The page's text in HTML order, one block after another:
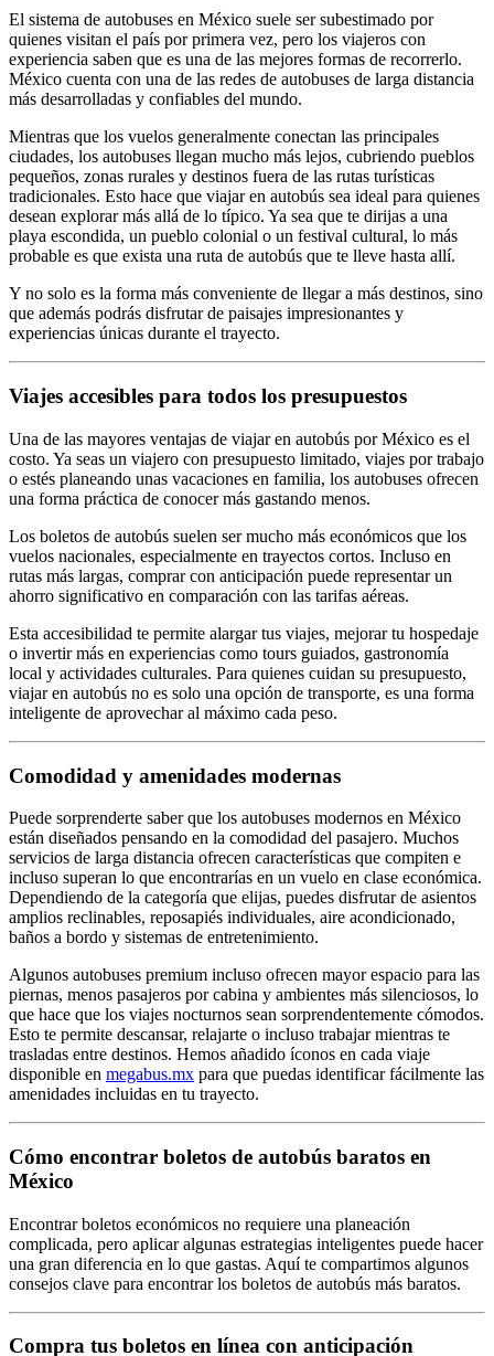
El sistema de autobuses en México suele ser subestimado por
quienes visitan el país por primera vez, pero los viajeros con
experiencia saben que es una de las mejores formas de recorrerlo.
México cuenta con una de las redes de autobuses de larga distancia
más desarrolladas y confiables del mundo.
Mientras que los vuelos generalmente conectan las principales
ciudades, los autobuses llegan mucho más lejos, cubriendo pueblos
pequeños, zonas rurales y destinos fuera de las rutas turísticas
tradicionales. Esto hace que viajar en autobús sea ideal para quienes
desean explorar más allá de lo típico. Ya sea que te dirijas a una
playa escondida, un pueblo colonial o un festival cultural, lo más
probable es que exista una ruta de autobús que te lleve hasta allí.
Y no solo es la forma más conveniente de llegar a más destinos, sino
que además podrás disfrutar de paisajes impresionantes y
experiencias únicas durante el trayecto.
Viajes accesibles para todos los presupuestos
Una de las mayores ventajas de viajar en autobús por México es el
costo. Ya seas un viajero con presupuesto limitado, viajes por trabajo
o estés planeando unas vacaciones en familia, los autobuses ofrecen
una forma práctica de conocer más gastando menos.
Los boletos de autobús suelen ser mucho más económicos que los
vuelos nacionales, especialmente en trayectos cortos. Incluso en
rutas más largas, comprar con anticipación puede representar un
ahorro significativo en comparación con las tarifas aéreas.
Esta accesibilidad te permite alargar tus viajes, mejorar tu hospedaje
o invertir más en experiencias como tours guiados, gastronomía
local y actividades culturales. Para quienes cuidan su presupuesto,
viajar en autobús no es solo una opción de transporte, es una forma
inteligente de aprovechar al máximo cada peso.
Comodidad y amenidades modernas
Puede sorprenderte saber que los autobuses modernos en México
están diseñados pensando en la comodidad del pasajero. Muchos
servicios de larga distancia ofrecen características que compiten e
incluso superan lo que encontrarías en un vuelo en clase económica.
Dependiendo de la categoría que elijas, puedes disfrutar de asientos
amplios reclinables, reposapiés individuales, aire acondicionado,
baños a bordo y sistemas de entretenimiento.
Algunos autobuses premium incluso ofrecen mayor espacio para las
piernas, menos pasajeros por cabina y ambientes más silenciosos, lo
que hace que los viajes nocturnos sean sorprendentemente cómodos.
Esto te permite descansar, relajarte o incluso trabajar mientras te
trasladas entre destinos. Hemos añadido íconos en cada viaje
disponible en megabus.mx para que puedas identificar fácilmente las
amenidades incluidas en tu trayecto.
Cómo encontrar boletos de autobús baratos en
México
Encontrar boletos económicos no requiere una planeación
complicada, pero aplicar algunas estrategias inteligentes puede hacer
una gran diferencia en lo que gastas. Aquí te compartimos algunos
consejos clave para encontrar los boletos de autobús más baratos.
Compra tus boletos en línea con anticipación